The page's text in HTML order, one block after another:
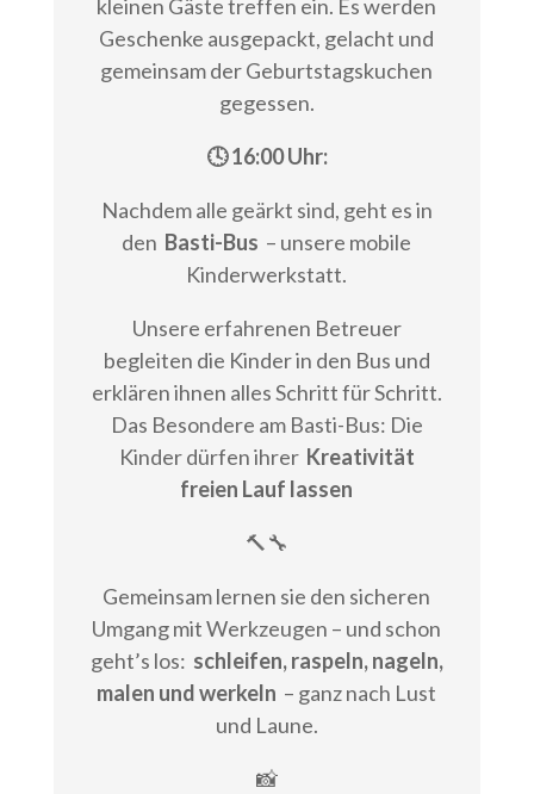
kleinen Gäste treffen ein. Es werden
Geschenke ausgepackt, gelacht und
gemeinsam der Geburtstagskuchen
gegessen.
🕓 16:00 Uhr:
Nachdem alle geärkt sind, geht es in
den Basti-Bus – unsere mobile
Kinderwerkstatt.
Unsere erfahrenen Betreuer
begleiten die Kinder in den Bus und
erklären ihnen alles Schritt für Schritt.
Das Besondere am Basti-Bus: Die
Kinder dürfen ihrer Kreativität
freien Lauf lassen
🔨🔧
Gemeinsam lernen sie den sicheren
Umgang mit Werkzeugen – und schon
geht’s los: schleifen, raspeln, nageln,
malen und werkeln – ganz nach Lust
und Laune.
📸